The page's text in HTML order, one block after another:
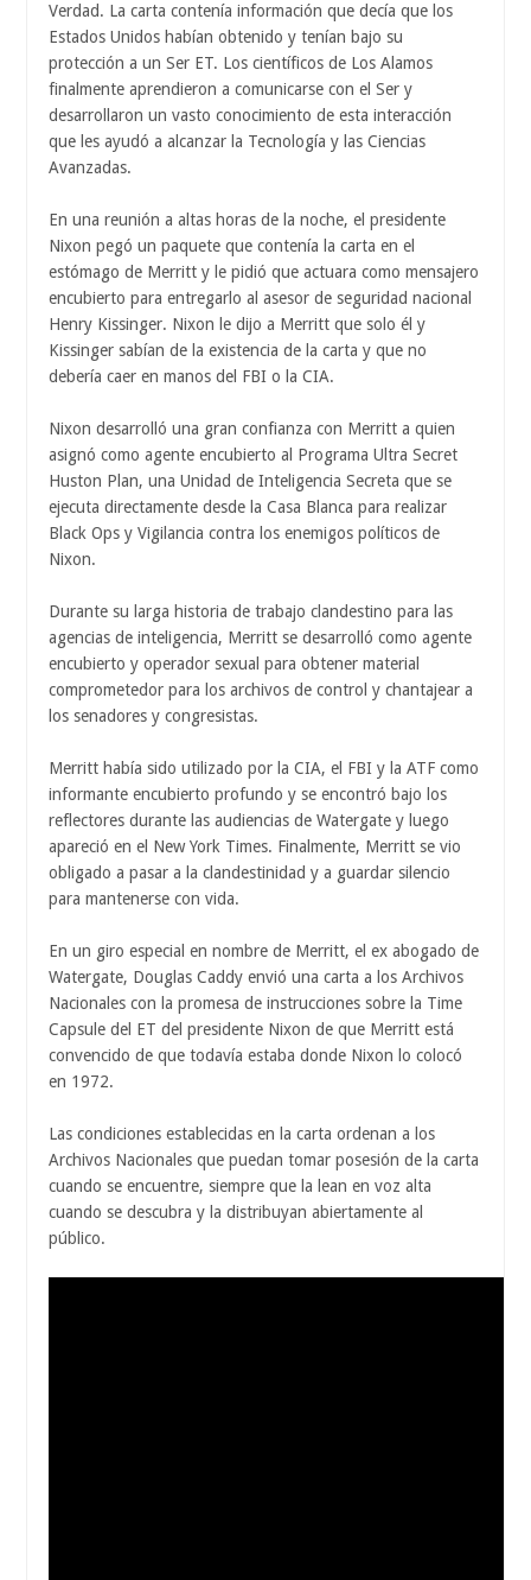
Verdad. La carta contenía información que decía que los
Estados Unidos habían obtenido y tenían bajo su
protección a un Ser ET. Los científicos de Los Alamos
finalmente aprendieron a comunicarse con el Ser y
desarrollaron un vasto conocimiento de esta interacción
que les ayudó a alcanzar la Tecnología y las Ciencias
Avanzadas.
En una reunión a altas horas de la noche, el presidente
Nixon pegó un paquete que contenía la carta en el
estómago de Merritt y le pidió que actuara como mensajero
encubierto para entregarlo al asesor de seguridad nacional
Henry Kissinger. Nixon le dijo a Merritt que solo él y
Kissinger sabían de la existencia de la carta y que no
debería caer en manos del FBI o la CIA.
Nixon desarrolló una gran confianza con Merritt a quien
asignó como agente encubierto al Programa Ultra Secret
Huston Plan, una Unidad de Inteligencia Secreta que se
ejecuta directamente desde la Casa Blanca para realizar
Black Ops y Vigilancia contra los enemigos políticos de
Nixon.
Durante su larga historia de trabajo clandestino para las
agencias de inteligencia, Merritt se desarrolló como agente
encubierto y operador sexual para obtener material
comprometedor para los archivos de control y chantajear a
los senadores y congresistas.
Merritt había sido utilizado por la CIA, el FBI y la ATF como
informante encubierto profundo y se encontró bajo los
reflectores durante las audiencias de Watergate y luego
apareció en el New York Times. Finalmente, Merritt se vio
obligado a pasar a la clandestinidad y a guardar silencio
para mantenerse con vida.
En un giro especial en nombre de Merritt, el ex abogado de
Watergate, Douglas Caddy envió una carta a los Archivos
Nacionales con la promesa de instrucciones sobre la Time
Capsule del ET del presidente Nixon de que Merritt está
convencido de que todavía estaba donde Nixon lo colocó
en 1972.
Las condiciones establecidas en la carta ordenan a los
Archivos Nacionales que puedan tomar posesión de la carta
cuando se encuentre, siempre que la lean en voz alta
cuando se descubra y la distribuyan abiertamente al
público.